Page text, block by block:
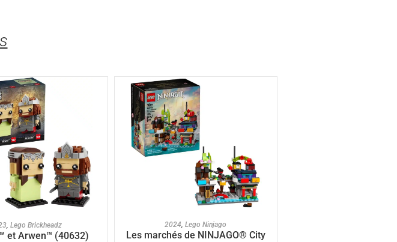
AU PANIER
,Lego Brickheadz
et Arwen™ (40632)
AJOUTER AU PANIER
2024,Lego Ninjago
Les marchés de NINJAGO® City